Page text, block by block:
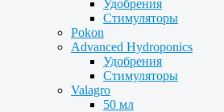
Удобрения
Стимуляторы
Pokon
Advanced Hydroponics
Удобрения
Стимуляторы
Valagro
50 мл